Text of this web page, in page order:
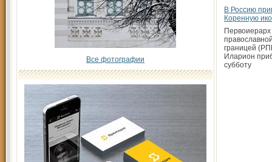
Все фотографии
В Россию
Коренную
Первоиерарх
границей
Иларион
субботу